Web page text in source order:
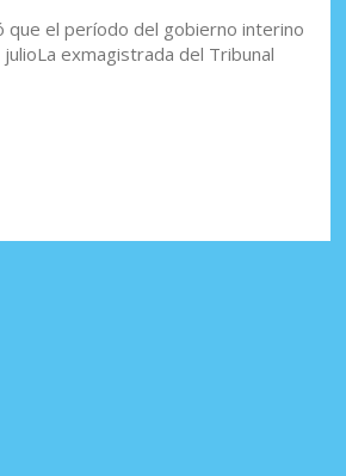
que el período del gobierno interino
exmagistrada del Tribunal